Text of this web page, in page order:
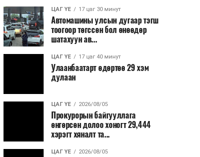
ЦАГ ҮЕ 17 цаг 30 минут
Автомашины улсын дугаар тэгш
тоогоор төгссөн бол өнөөдөр
шатахуун ав...
ЦАГ ҮЕ 17 цаг 40 минут
Улаанбаатарт өдөртөө 29 хэм
дулаан
ЦАГ ҮЕ 2026/08/05
Прокурорын байгууллага
өнгөрсөн долоо хоногт 29,444
хэрэгт хяналт та...
ЦАГ ҮЕ 2026/08/05